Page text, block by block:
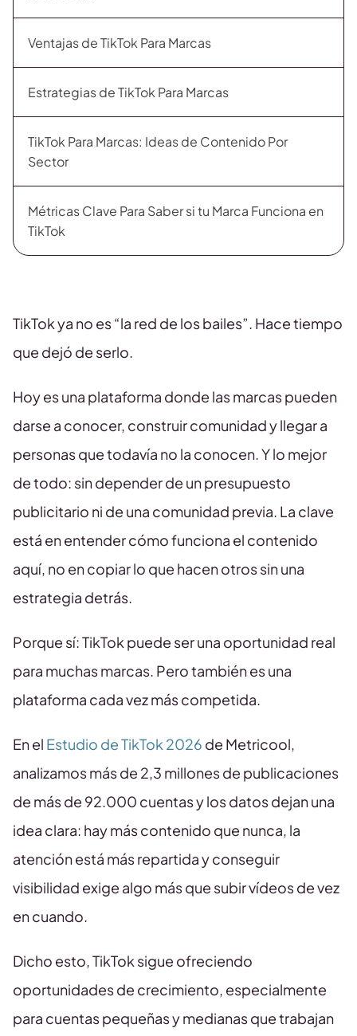
Ventajas de TikTok Para Marcas
Estrategias de TikTok Para Marcas
TikTok Para Marcas: Ideas de Contenido Por
Sector
Métricas Clave Para Saber si tu Marca Funciona en
TikTok
TikTok ya no es “la red de los bailes”. Hace tiempo
que dejó de serlo.
Hoy es una plataforma donde las marcas pueden
darse a conocer, construir comunidad y llegar a
personas que todavía no la conocen. Y lo mejor
de todo: sin depender de un presupuesto
publicitario ni de una comunidad previa. La clave
está en entender cómo funciona el contenido
aquí, no en copiar lo que hacen otros sin una
estrategia detrás.
Porque sí: TikTok puede ser una oportunidad real
para muchas marcas. Pero también es una
plataforma cada vez más competida.
En el Estudio de TikTok 2026 de Metricool,
analizamos más de 2,3 millones de publicaciones
de más de 92.000 cuentas y los datos dejan una
idea clara: hay más contenido que nunca, la
atención está más repartida y conseguir
visibilidad exige algo más que subir vídeos de vez
en cuando.
Dicho esto, TikTok sigue ofreciendo
oportunidades de crecimiento, especialmente
para cuentas pequeñas y medianas que trabajan